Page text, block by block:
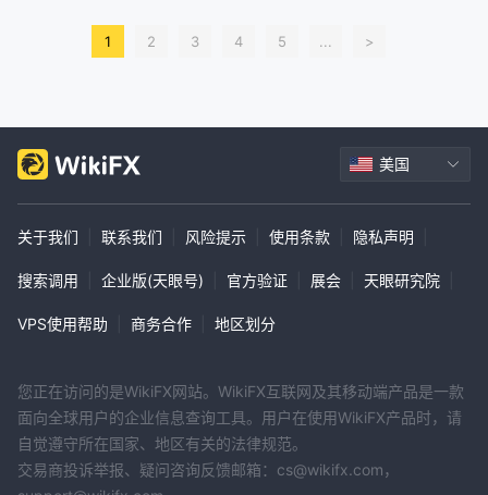
1 2 3 4 5 ... >
美国
关于我们 联系我们 风险提示 使用条款 隐私声明
搜索调用 企业版(天眼号) 官方验证 展会 天眼研究院
VPS使用帮助 商务合作 地区划分
您正在访问的是WikiFX网站。WikiFX互联网及其移动端产品是一款
面向全球用户的企业信息查询工具。用户在使用WikiFX产品时，请
自觉遵守所在国家、地区有关的法律规范。
交易商投诉举报、疑问咨询反馈邮箱：cs@wikifx.com，